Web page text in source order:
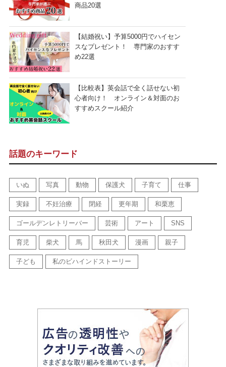
商品20選
【結婚祝い】予算5000円でハイセン
スなプレゼント！ 専門家のおすす
め22選
【比較表】英会話で全く話せない初
心者向け！ オンライン＆対面のお
すすめスクール紹介
話題のキーワード
いぬ 写真 動物 保護犬 子育て 仕事
実録 不妊治療 閉経 更年期 和栗恵
ゴールデンレトリーバー 芸術 アート SNS
育児 柴犬 馬 秋田犬 漫画 親子
子ども 私のビハインドストーリー